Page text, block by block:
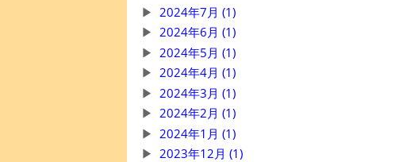
2024年7月 (1)
2024年6月 (1)
2024年5月 (1)
2024年4月 (1)
2024年3月 (1)
2024年2月 (1)
2024年1月 (1)
2023年12月 (1)